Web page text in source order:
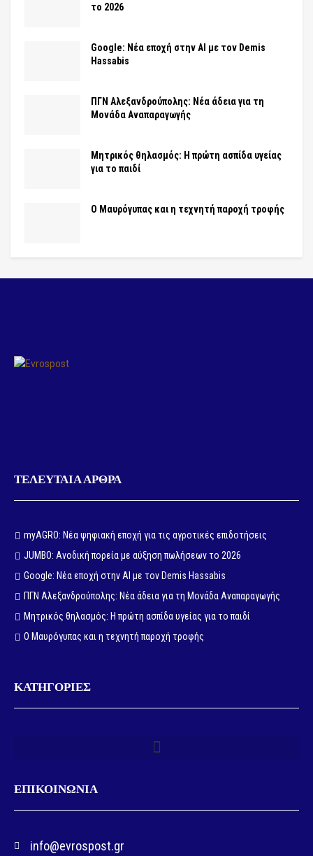
το 2026
Google: Νέα εποχή στην AI με τον Demis
Hassabis
ΠΓΝ Αλεξανδρούπολης: Νέα άδεια για τη
Μονάδα Αναπαραγωγής
Μητρικός θηλασμός: Η πρώτη ασπίδα υγείας
για το παιδί
Ο Μαυρόγυπας και η τεχνητή παροχή τροφής
ΤΕΛΕΥΤΑΙΑ ΑΡΘΡΑ
myAGRO: Νέα ψηφιακή εποχή για τις αγροτικές επιδοτήσεις
JUMBO: Ανοδική πορεία με αύξηση πωλήσεων το 2026
Google: Νέα εποχή στην AI με τον Demis Hassabis
ΠΓΝ Αλεξανδρούπολης: Νέα άδεια για τη Μονάδα Αναπαραγωγής
Μητρικός θηλασμός: Η πρώτη ασπίδα υγείας για το παιδί
Ο Μαυρόγυπας και η τεχνητή παροχή τροφής
ΚΑΤΗΓΟΡΙΕΣ
ΕΠΙΚΟΙΝΩΝΙΑ
info@evrospost.gr